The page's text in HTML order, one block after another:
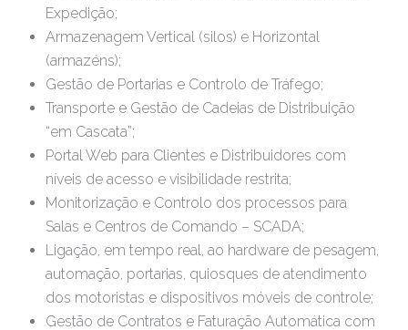
Expedição;
Armazenagem Vertical (silos) e Horizontal
(armazéns);
Gestão de Portarias e Controlo de Tráfego;
Transporte e Gestão de Cadeias de Distribuição
“em Cascata”;
Portal Web para Clientes e Distribuidores com
níveis de acesso e visibilidade restrita;
Monitorização e Controlo dos processos para
Salas e Centros de Comando – SCADA;
Ligação, em tempo real, ao hardware de pesagem,
automação, portarias, quiosques de atendimento
dos motoristas e dispositivos móveis de controle;
Gestão de Contratos e Faturação Automática com